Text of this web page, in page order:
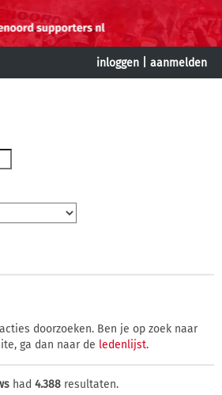
inloggen aanmelden
doorzoeken. Ben je op zoek naar
ga dan naar de ledenlijst.
had 4.388 resultaten.